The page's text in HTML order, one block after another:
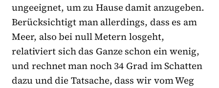
ungeeignet, um zu Hause damit anzugeben.
Berücksichtigt man allerdings, dass es am
Meer, also bei null Metern losgeht,
relativiert sich das Ganze schon ein wenig,
und rechnet man noch 34 Grad im Schatten
dazu und die Tatsache, dass wir vom Weg